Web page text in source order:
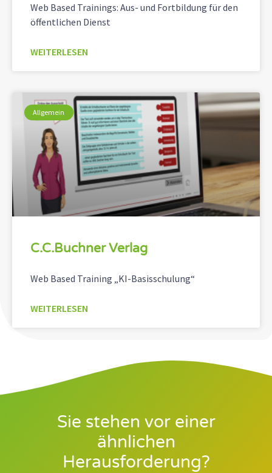
Web Based Trainings: Aus- und Fortbildung für den
öffentlichen Dienst
WEITERLESEN
Allgemein
C.C.Buchner Verlag
Web Based Training „KI-Basisschulung“
WEITERLESEN
Sie stehen vor einer
ähnlichen
Herausforderung?